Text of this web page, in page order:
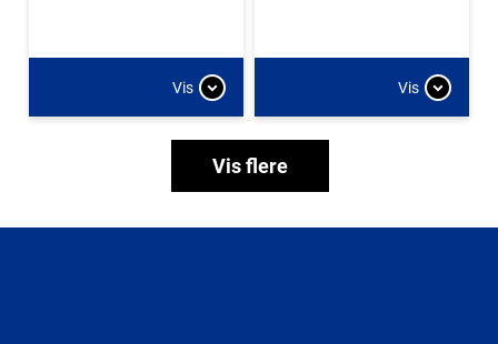
Vis Vis
Vis flere